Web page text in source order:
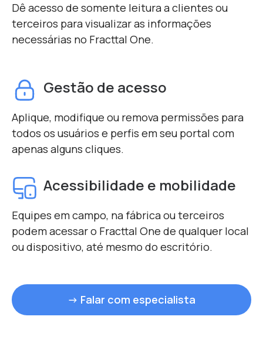
Dê acesso de somente leitura a clientes ou
terceiros para visualizar as informações
necessárias no Fracttal One.
Gestão de acesso
Aplique, modifique ou remova permissões para
todos os usuários e perfis em seu portal com
apenas alguns cliques.
Acessibilidade e mobilidade
Equipes em campo, na fábrica ou terceiros
podem acessar o Fracttal One de qualquer local
ou dispositivo, até mesmo do escritório.
→ Falar com especialista